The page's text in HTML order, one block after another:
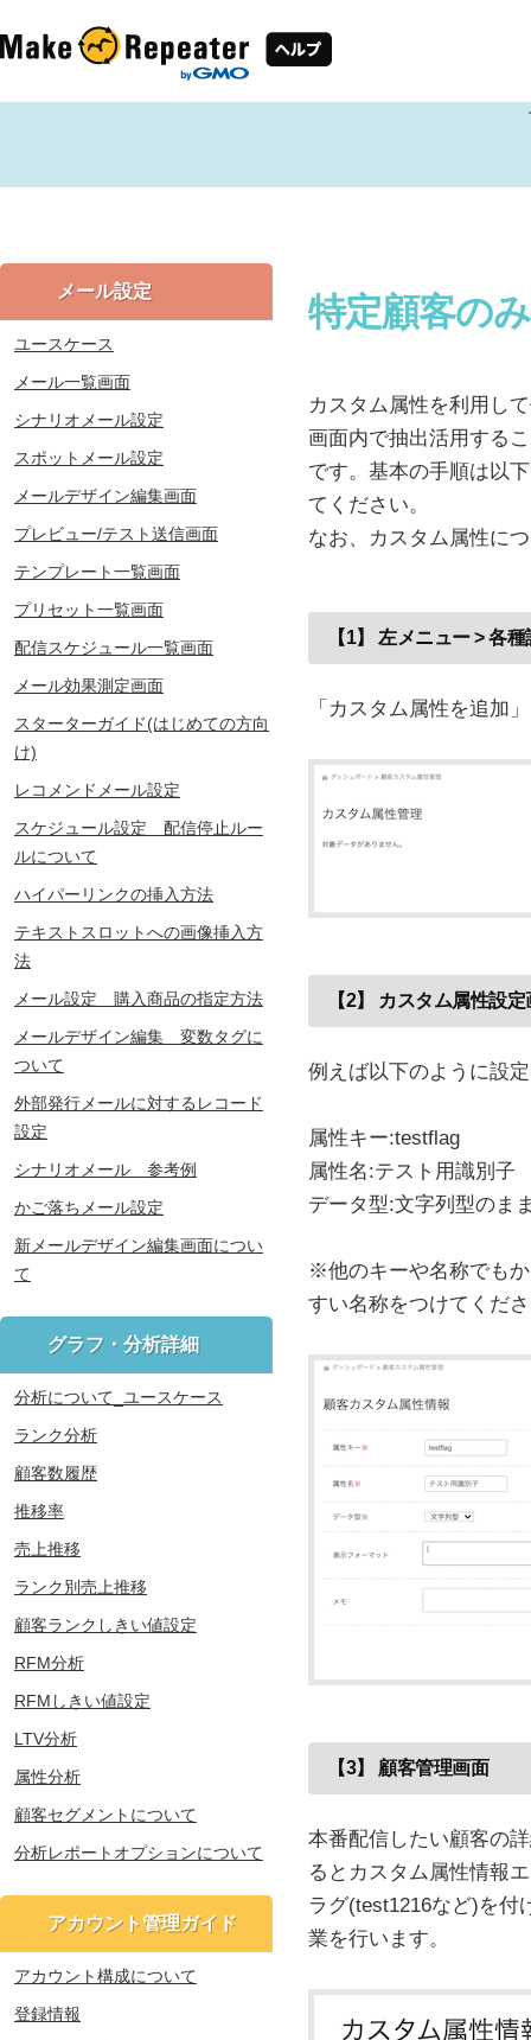
特定顧客の
カスタム属性を利用し
画面内で抽出活用する
です。基本の手順は以
てください。
なお、カスタム属性に
【1】 左メニュー > 各
「カスタム属性を追加
【2】 カスタム属性設定
例えば以下のように設
属性キー:testflag
属性名:テスト用識別子
データ型:文字列型のま
※他のキーや名称でも
すい名称をつけてくだ
【3】 顧客管理画面
本番配信したい顧客の
るとカスタム属性情報
ラグ(test1216など)を付
業を行います。
メール設定
ユースケース
メール一覧画面
シナリオメール設定
スポットメール設定
メールデザイン編集画面
プレビュー/テスト送信画面
テンプレート一覧画面
プリセット一覧画面
配信スケジュール一覧画面
メール効果測定画面
スターターガイド(はじめての方向
け)
レコメンドメール設定
スケジュール設定 配信停止ルー
ルについて
ハイパーリンクの挿入方法
テキストスロットへの画像挿入方
法
メール設定 購入商品の指定方法
メールデザイン編集 変数タグに
ついて
外部発行メールに対するレコード
設定
シナリオメール 参考例
かご落ちメール設定
新メールデザイン編集画面につい
て
グラフ・分析詳細
分析について_ユースケース
ランク分析
顧客数履歴
推移率
売上推移
ランク別売上推移
顧客ランクしきい値設定
RFM分析
RFMしきい値設定
LTV分析
属性分析
顧客セグメントについて
分析レポートオプションについて
アカウント管理ガイド
アカウント構成について
登録情報